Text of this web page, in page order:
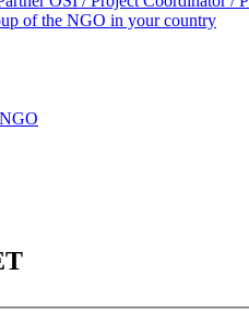
of the NGO in your country